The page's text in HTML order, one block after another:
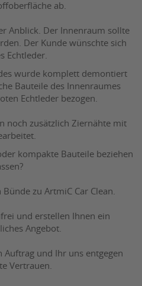
ab.
Anblick. Der Innenraum sollte
Der Kunde wünschte sich
Echtleder.
wurde komplett demontiert
Bauteile des Innenraumes
Echtleder bezogen.
noch zusätzlich Ziernähte mit
kompakte Bauteile beziehen
zu ArtmiC Car Clean.
und erstellen Ihnen ein
Angebot.
und Ihr uns entgegen
Vertrauen.